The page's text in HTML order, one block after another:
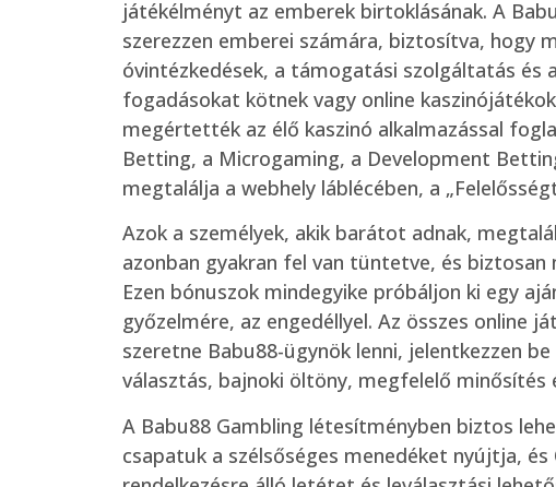
játékélményt az emberek birtoklásának. A
szerezzen emberei számára, biztosítva, hogy
óvintézkedések, a támogatási szolgáltatás és
fogadásokat kötnek vagy online
megértették az élő kaszinó alkalmazással
Betting, a Microgaming, a Development
megtalálja a webhely láblécében, a
Azok a személyek, akik barátot adnak,
azonban gyakran fel van tüntetve, és
Ezen bónuszok mindegyike próbáljon ki egy
győzelmére, az engedéllyel. Az összes online
szeretne Babu88-ügynök lenni, jelentkezzen
választás, bajnoki öltöny, megfelelő minősítés
A Babu88 Gambling létesítményben biztos
csapatuk a szélsőséges menedéket nyújtja,